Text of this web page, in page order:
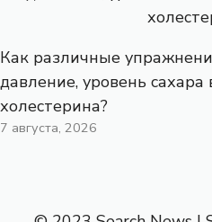
Как различные
давление, уровень сахара
холестерина?
7 августа, 2026